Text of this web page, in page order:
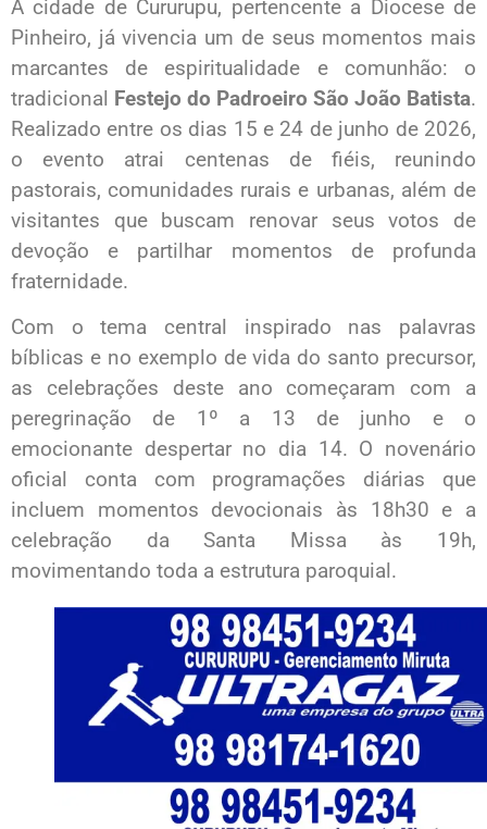
A cidade de Cururupu, pertencente a Diocese de
Pinheiro, já vivencia um de seus momentos mais
marcantes de espiritualidade e comunhão: o
tradicional Festejo do Padroeiro São João Batista.
Realizado entre os dias 15 e 24 de junho de 2026,
o evento atrai centenas de fiéis, reunindo
pastorais, comunidades rurais e urbanas, além de
visitantes que buscam renovar seus votos de
devoção e partilhar momentos de profunda
fraternidade.
Com o tema central inspirado nas palavras
bíblicas e no exemplo de vida do santo precursor,
as celebrações deste ano começaram com a
peregrinação de 1º a 13 de junho e o
emocionante despertar no dia 14. O novenário
oficial conta com programações diárias que
incluem momentos devocionais às 18h30 e a
celebração da Santa Missa às 19h,
movimentando toda a estrutura paroquial.